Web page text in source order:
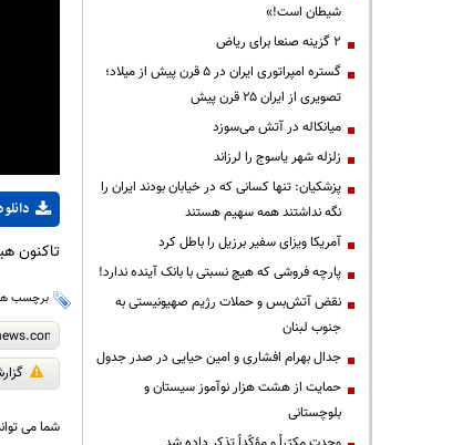
تاکنون
برچسب
شما می
شیطان است!»
۲ گزینه صنعا برای ریاض
گستره امپراتوری ایران در ۵ قرن پیش از میلاد؛
تصویری از ایران ۲۵ قرن پیش
میانکاله در آتش می‌سوزد
زلزله شهر یاسوج را لرزاند
پزشکیان: تنها کسانی که در خیابان بودند ایران را
نگه نداشتند همه سهیم هستند
آمریکا ویزای سفیر برزیل را باطل کرد
پارچه فروشی که هیچ نسبتی با بانک آینده ندارد!
نقض آتش‌بس و حملات رژیم صهیونیستی به
جنوب لبنان
جدال بهرام افشاری و امین حیایی در صدر جدول
حمایت از هشت هزار نوآموز سیستان و
بلوچستانی